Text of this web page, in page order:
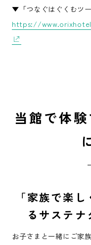
▼「つなぐはぐくむツ
https://
当館で体
「家族で楽
るサステナ
お子さまと一緒にご家